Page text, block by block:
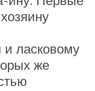
и ласковому
же